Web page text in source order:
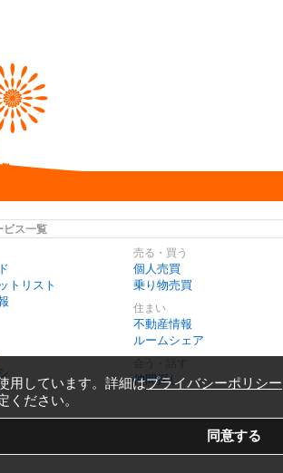
ビス一覧
トリスト
売る・買う
個人売買
乗り物売買
住まい
不動産情報
ルームシェア
仲間探し
用しています。詳細はプライバシーポリシー
ださい。